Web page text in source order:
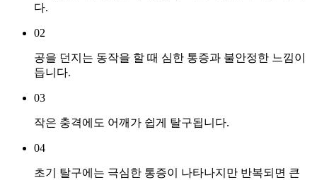
다.
02
공을 던지는 동작을 할 때 심한 통증과 불안정한 느낌이
듭니다.
03
작은 충격에도 어깨가 쉽게 탈구됩니다.
04
초기 탈구에는 극심한 통증이 나타나지만 반복되면 큰